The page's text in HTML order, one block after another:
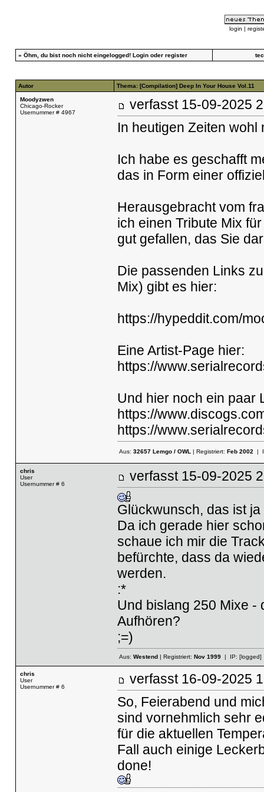
login |
» Öhm, du bist noch nicht eingelogged! Loginoder register
Autor Thema: [Compilation] Deep In Your House Vol.11
Moodyzwen
Chicago-Rocker
Usernummer # 4967
verfasst 15-09-
In heutigen Zeiten
Ich habe es geschafft
das in Form einer
Herausgebracht vom
ich einen Tribute Mix
gut gefallen, das Sie
Die passenden Links
Mix) gibt es hier:
https://hypeddit.com/
Eine Artist-Page hier:
https://
Und hier noch ein paar
https://
https://
Aus: 32657 Lemgo / OWL| Registriert: Feb 2002|
chris
User
Usernummer # 6
verfasst 15-09-
Glückwunsch, das ist
Da ich gerade hier
schaue ich mir die
befürchte, dass da
werden.
:*
Und bislang 250 Mixe -
Aufhören?
;=)
Aus: Westend| Registriert: Nov 1999| IP: [logged]
chris
User
Usernummer # 6
verfasst 16-09-
So, Feierabend und
sind vornehmlich sehr
für die aktuellen
Fall auch einige
done!